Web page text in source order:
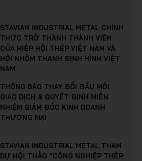
STAVIAN INDUSTRIAL METAL CHÍNH
THỨC TRỞ THÀNH THÀNH VIÊN
CỦA HIỆP HỘI THÉP VIỆT NAM VÀ
HỘI NHÔM THANH ĐỊNH HÌNH VIỆT
NAM
THÔNG BÁO THAY ĐỔI ĐẦU MỐI
GIAO DỊCH & QUYẾT ĐỊNH MIỄN
NHIỆM GIÁM ĐỐC KINH DOANH
THƯƠNG MẠI
STAVIAN INDUSTRIAL METAL THAM
DỰ HỘI THẢO “CÔNG NGHIỆP THÉP